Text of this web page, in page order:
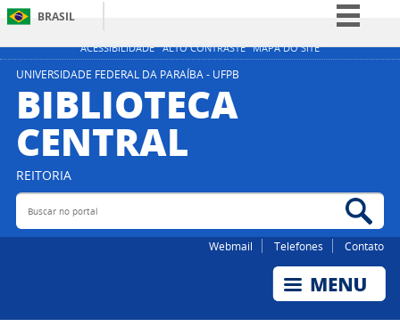
ACESSIBILIDADE ALTO CONTRASTE MAPA DO SITE
BRASIL
Simplifique!
UNIVERSIDADE FEDERAL DA PARAÍBA - UFPB
BIBLIOTECA
CENTRAL
REITORIA
Buscar no portal
Webmail Telefones Contato